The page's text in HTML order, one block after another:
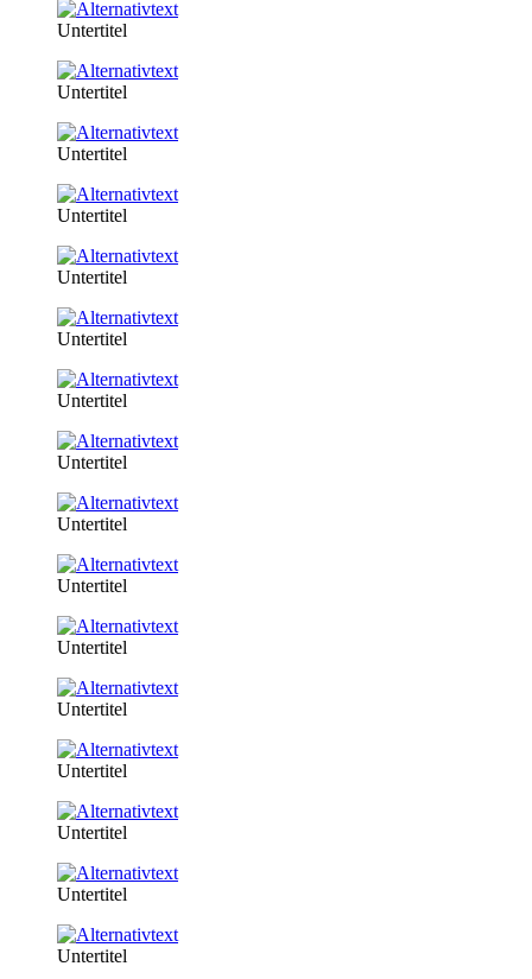
Untertitel
Untertitel
Untertitel
Untertitel
Untertitel
Untertitel
Untertitel
Untertitel
Untertitel
Untertitel
Untertitel
Untertitel
Untertitel
Untertitel
Untertitel
Untertitel